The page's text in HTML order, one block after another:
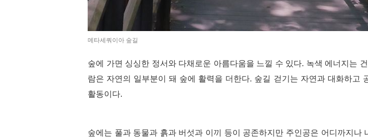
메타세쿼이아 숲길
숲에 가면 싱싱한 정서와 다채로운 아름다움을 느낄 수 있다. 녹색 에너지는
람은 자연의 일부분이 돼 숲에 활력을 더한다. 숲길 걷기는 자연과 대화하고
활동이다.
숲에는 풀과 동물과 흙과 버섯과 이끼 등이 공존하지만 주인공은 어디까지나